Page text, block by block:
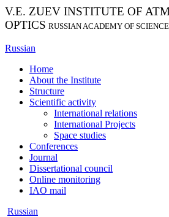
V.E. ZUEV INSTITUTE OF
OPTICS RUSSIAN ACADEMY OF
Russian
Home
About the Institute
Structure
Scientific activity
International relations
International Projects
Space studies
Conferences
Journal
Dissertational council
Online monitoring
IAO mail
Russian